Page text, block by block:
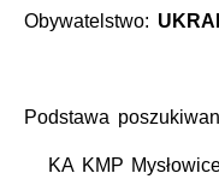
Obywatelstwo:
Podstawa
KA KMP